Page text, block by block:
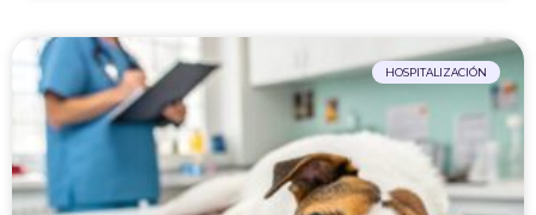
HOSPITALIZACIÓN